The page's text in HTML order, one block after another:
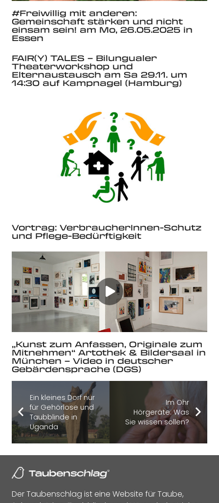
#Freiwillig mit anderen:
Gemeinschaft stärken und nicht
einsam sein! am Mo, 26.05.2025 in
Essen
FAIR(Y) TALES – Bilungualer
Theaterworkshop und
Elternaustausch am Sa 29.11. um
14:30 auf Kampnagel (Hamburg)
Vortrag: VerbraucherInnen-Schutz
und Pflege-Bedürftigkeit
„Kunst zum Anfassen, Originale zum
Mitnehmen“ Artothek & Bildersaal in
München – Video in deutscher
Gebärdensprache (DGS)
Ein kleines Dorf nur
für Gehörlose und
Taubblinde in
Uganda
Im Ohr
Hörgeräte: Was
Sie wissen sollen?
Der Taubenschlag ist eine Website für Taube,